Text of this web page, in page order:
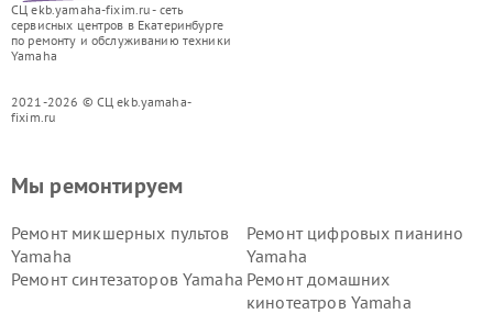
СЦ ekb.yamaha-fixim.ru - сеть
сервисных центров в Екатеринбурге
по ремонту и обслуживанию техники
Yamaha
2021-2026 © СЦ ekb.yamaha-
fixim.ru
Мы ремонтируем
Ремонт микшерных пультов
Yamaha
Ремонт цифровых пианино
Yamaha
Ремонт синтезаторов Yamaha Ремонт домашних
кинотеатров Yamaha